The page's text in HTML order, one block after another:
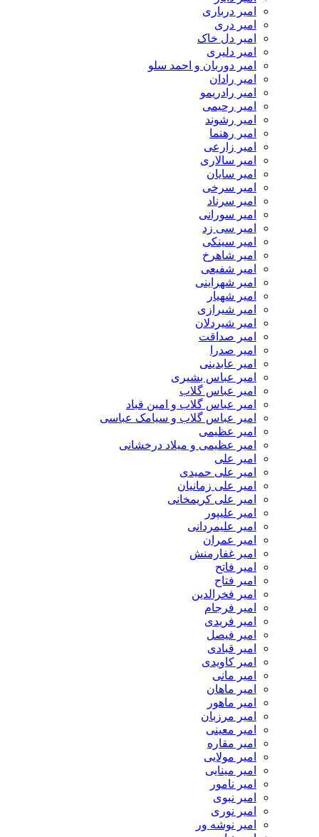
امیر درباری
امیر دری
امیر دل خاک
امیر دلیری
امیر دوربان و احمد سلو
امیر رادان
امیر رادریمو
امیر رحیمی
امیر رشوند
امیر رهنما
امیر زارعی
امیر سالاری
امیر سایان
امیر سرخی
امیر سرناد
امیر سورانی
امیر سی زد
امیر سینکی
امیر شاهرخ
امیر شفیعی
امیر شهراینی
امیر شهیار
امیر شیرازی
امیر شیردلان
امیر صداقت
امیر صدرا
امیر عابدینی
امیر عباس بشیری
امیر عباس گلاب
امیر عباس گلاب و امین قباد
امیر عباس گلاب و سیامک عباسی
امیر عظیمی
امیر عظیمی و میلاد درخشانی
امیر علی
امیر علی حمیدی
امیر علی زمانیان
امیر علی کریمخانی
امیر علیپور
امیر علیمردانی
امیر عمران
امیر غفارمنش
امیر فاتح
امیر فتاح
امیر فخرالدین
امیر فرجام
امیر فریدی
امیر فیصل
امیر قبادی
امیر کاویدی
امیر مانی
امیر ماهان
امیر ماهور
امیر مرزبان
امیر معینی
امیر مقاره
امیر مولایی
امیر مینایی
امیر نامور
امیر نبوی
امیر نوری
امیر نوشه ور